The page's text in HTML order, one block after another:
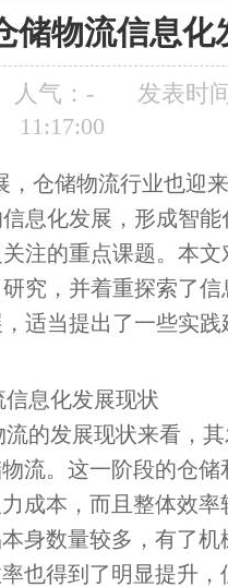
储物流信息化
人气： -
发表时
11:17:00
，仓储物流行业也迎
息化发展，形成智
注的重点课题。本
究，并着重探索了
适当提出了一些实践
息化发展现状
的发展现状来看，
流。这一阶段的仓
成本，而且整体效
身数量较多，有了
也得到了明显提升